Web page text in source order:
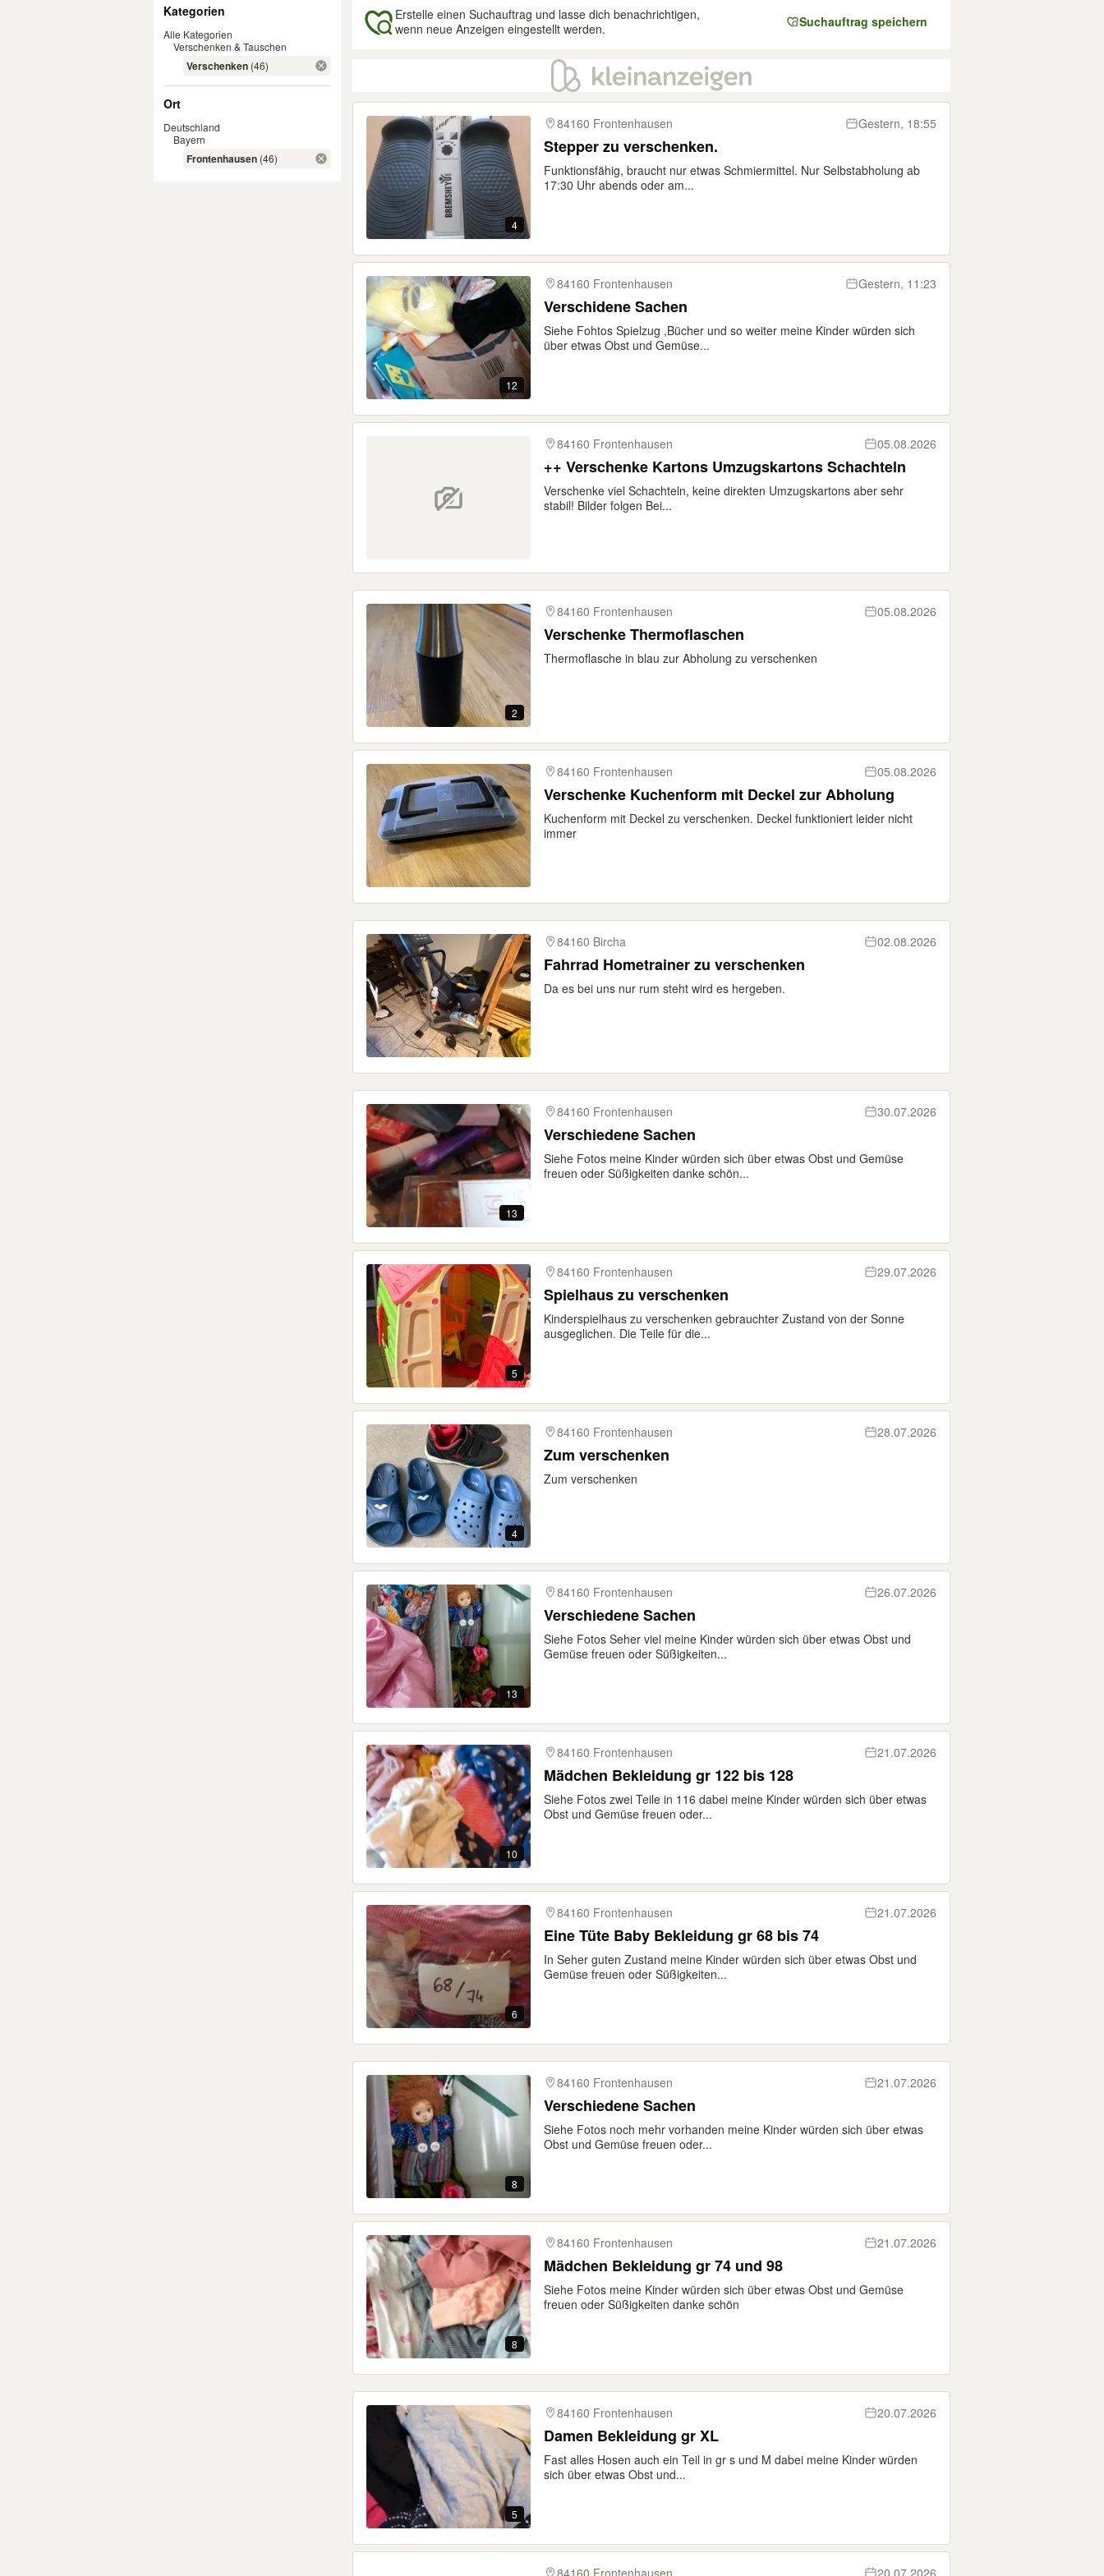
Kategorien
Alle Kategorien
Verschenken & Tauschen
Verschenken (46)
Ort
Deutschland
Bayern
Frontenhausen (46)
Erstelle einen Suchauftrag und lasse dich benachrichtigen,
wenn neue Anzeigen eingestellt werden.
Suchauftrag speichern
Ergebnisse
4
84160 Frontenhausen Gestern, 18:55
Stepper zu verschenken.
Funktionsfähig, braucht nur etwas Schmiermittel. Nur Selbstabholung ab
17:30 Uhr abends oder am...
12
84160 Frontenhausen Gestern, 11:23
Verschidene Sachen
Siehe Fohtos Spielzug ,Bücher und so weiter meine Kinder würden sich
über etwas Obst und Gemüse...
84160 Frontenhausen 05.08.2026
++ Verschenke Kartons Umzugskartons Schachteln
Verschenke viel Schachteln, keine direkten Umzugskartons aber sehr
stabil! Bilder folgen Bei...
2
84160 Frontenhausen 05.08.2026
Verschenke Thermoflaschen
Thermoflasche in blau zur Abholung zu verschenken
84160 Frontenhausen 05.08.2026
Verschenke Kuchenform mit Deckel zur Abholung
Kuchenform mit Deckel zu verschenken. Deckel funktioniert leider nicht
immer
84160 Bircha 02.08.2026
Fahrrad Hometrainer zu verschenken
Da es bei uns nur rum steht wird es hergeben.
13
84160 Frontenhausen 30.07.2026
Verschiedene Sachen
Siehe Fotos meine Kinder würden sich über etwas Obst und Gemüse
freuen oder Süßigkeiten danke schön...
5
84160 Frontenhausen 29.07.2026
Spielhaus zu verschenken
Kinderspielhaus zu verschenken gebrauchter Zustand von der Sonne
ausgeglichen. Die Teile für die...
4
84160 Frontenhausen 28.07.2026
Zum verschenken
Zum verschenken
13
84160 Frontenhausen 26.07.2026
Verschiedene Sachen
Siehe Fotos Seher viel meine Kinder würden sich über etwas Obst und
Gemüse freuen oder Süßigkeiten...
10
84160 Frontenhausen 21.07.2026
Mädchen Bekleidung gr 122 bis 128
Siehe Fotos zwei Teile in 116 dabei meine Kinder würden sich über etwas
Obst und Gemüse freuen oder...
6
84160 Frontenhausen 21.07.2026
Eine Tüte Baby Bekleidung gr 68 bis 74
In Seher guten Zustand meine Kinder würden sich über etwas Obst und
Gemüse freuen oder Süßigkeiten...
8
84160 Frontenhausen 21.07.2026
Verschiedene Sachen
Siehe Fotos noch mehr vorhanden meine Kinder würden sich über etwas
Obst und Gemüse freuen oder...
8
84160 Frontenhausen 21.07.2026
Mädchen Bekleidung gr 74 und 98
Siehe Fotos meine Kinder würden sich über etwas Obst und Gemüse
freuen oder Süßigkeiten danke schön
5
84160 Frontenhausen 20.07.2026
Damen Bekleidung gr XL
Fast alles Hosen auch ein Teil in gr s und M dabei meine Kinder würden
sich über etwas Obst und...
84160 Frontenhausen 20.07.2026